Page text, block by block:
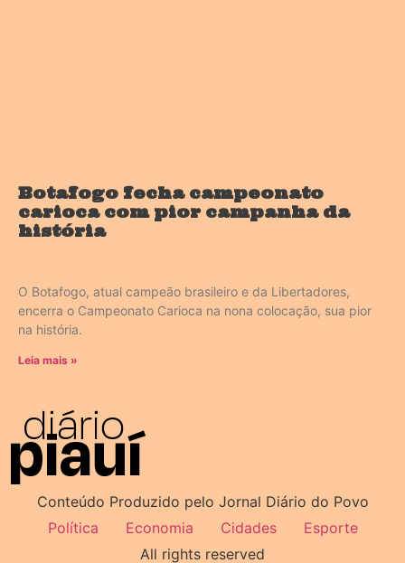
Botafogo fecha campeonato
carioca com pior campanha da
história
O Botafogo, atual campeão brasileiro e da Libertadores,
encerra o Campeonato Carioca na nona colocação, sua pior
na história.
Leia mais »
Conteúdo Produzido pelo Jornal Diário do Povo
Política
Economia Cidades
Esporte
All rights reserved